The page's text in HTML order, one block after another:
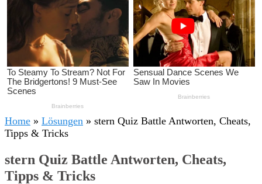
Home » Lösungen » stern Quiz Battle Antworten, Cheats,
Tipps & Tricks
stern Quiz Battle Antworten, Cheats,
Tipps & Tricks